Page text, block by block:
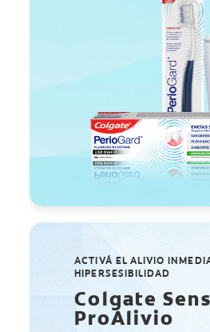
ACTIVÁ EL ALIVIO
HIPERSESIBILIDAD
Colgate
ProAlivio